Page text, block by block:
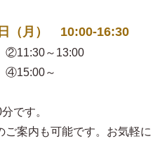
（月） 10:00-16:30
～13:00
～
す。
も可能です。お気軽に